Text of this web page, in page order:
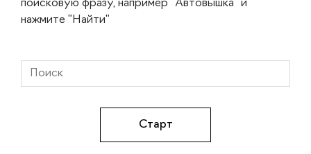
поисковую фразу, например "Автовышка" и
нажмите "Найти"